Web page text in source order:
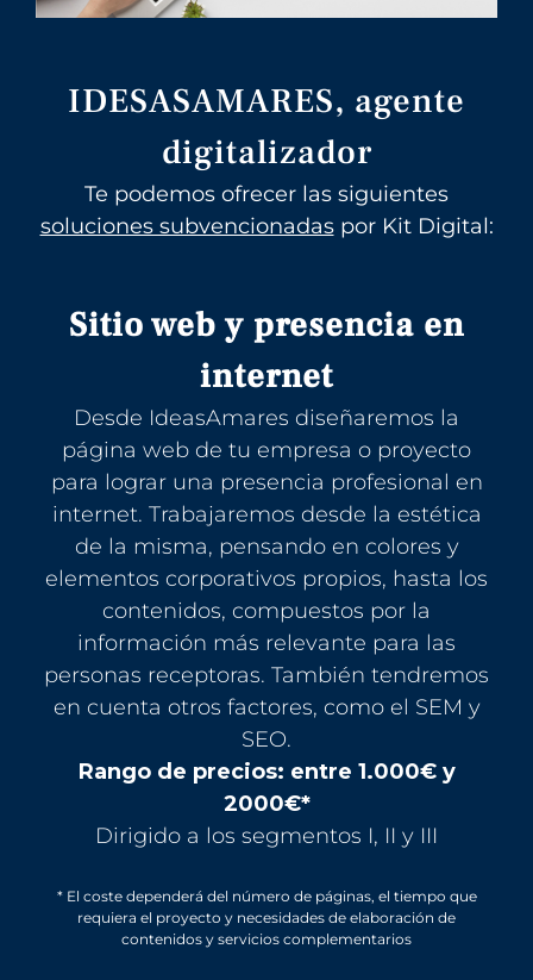
IDESASAMARES, agente
digitalizador
Te podemos ofrecer las siguientes
soluciones subvencionadaspor Kit Digital:
Sitio web y presencia en
internet
Desde IdeasAmares diseñaremos la
página web de tu empresa o proyecto
para lograr una presencia profesional en
internet. Trabajaremos desde la estética
de la misma, pensando en colores y
elementos corporativos propios, hasta los
contenidos, compuestos por la
información más relevante para las
personas receptoras. También tendremos
en cuenta otros factores, como el SEM y
SEO.
Rango de precios: entre 1.000€ y
2000€*
Dirigido a los segmentos I, II y III
* El coste dependerá del número de páginas, el tiempo que
requiera el proyecto y necesidades de elaboración de
contenidos y servicios complementarios